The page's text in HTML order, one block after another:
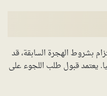
بشروط الهجرة السابقة، قد
يعتمد قبول طلب اللجوء على